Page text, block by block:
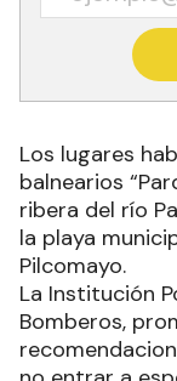
Los lugares
balnearios
ribera del río
la playa
Pilcomayo.
La Institución
Bomberos,